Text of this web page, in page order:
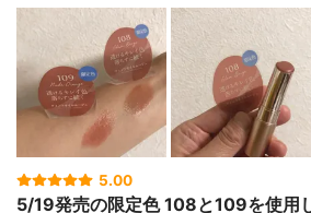
5.00
5/19発売の限定色 108と109を使用